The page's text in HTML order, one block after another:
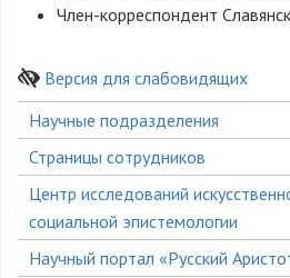
Член-корреспондент
Версия для слабовидящих
Боковое
меню
Научные подразделения
Страницы сотрудников
Центр исследований
социальной эпистемологии
Научный портал «Русский